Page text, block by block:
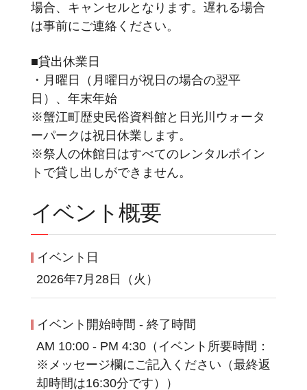
場合、キャンセルとなります。遅れる場合
は事前にご連絡ください。
■貸出休業日
・月曜日（月曜日が祝日の場合の翌平
日）、年末年始
※蟹江町歴史民俗資料館と日光川ウォータ
ーパークは祝日休業します。
※祭人の休館日はすべてのレンタルポイン
トで貸し出しができません。
イベント概要
イベント日
2026年7月28日（火）
イベント開始時間 - 終了時間
AM 10:00 - PM 4:30（イベント所要時間：
※メッセージ欄にご記入ください（最終返
却時間は16:30分です））